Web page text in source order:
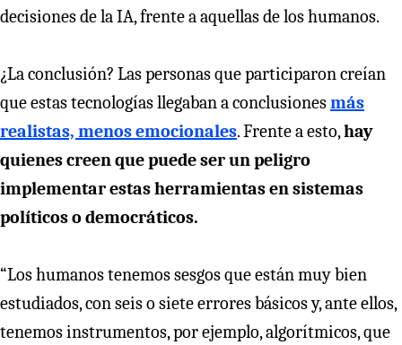
decisiones de la IA, frente a aquellas de los humanos.
¿La conclusión? Las personas que participaron creían
que estas tecnologías llegaban a conclusionesmás
realistas, menos emocionales. Frente a esto,hay
quienes creen que puede ser un peligro
implementar estas herramientas en sistemas
políticos o democráticos.
“Los humanos tenemos sesgos que están muy bien
estudiados, con seis o siete errores básicos y, ante ellos,
tenemos instrumentos, por ejemplo, algorítmicos, que